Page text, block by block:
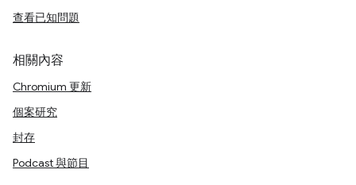
查看已知問題
相關內容
Chromium 更新
個案研究
封存
Podcast 與節目